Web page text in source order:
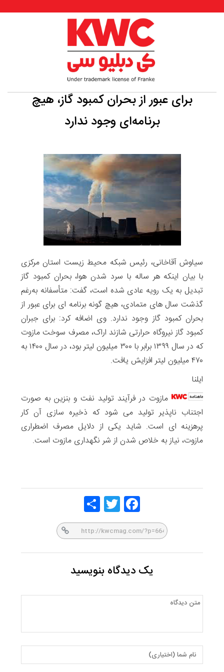
برای عبور از بحران کمبود گاز، هیچ
برنامه‌ای وجود ندارد
سیاوش آقاخانی، رئیس شبکه محیط زیست استان مرکزی
با بیان اینکه هر ساله با سرد شدن هوا، بحران کمبود گاز
تبدیل به یک رویه عادی شده است، گفت: متأسفانه به‌رغم
گذشت سال های متمادی، هیچ گونه برنامه ای برای عبور از
بحران کمبود گاز وجود ندارد. وی اضافه کرد: برای جبران
کمبود گاز نیروگاه حرارتی شازند اراک، مصرف سوخت مازوت
که در سال ۱۳۹۹ برابر با ۳۰۰ میلیون لیتر بود، در سال ۱۴۰۰ به
۴۷۰ میلیون لیتر افزایش یافت.
ایلنا
مازوت در فرآیند تولید نفت و بنزین به صورت
اجتناب ناپذیر تولید می شود که ذخیره سازی آن کار
پرهزینه ای است. شاید یکی از دلایل مصرف اضطراری
مازوت، نیاز به خلاص شدن از شر نگهداری مازوت است.
Face
book
Twitt
er
یک دیدگاه بنویسید